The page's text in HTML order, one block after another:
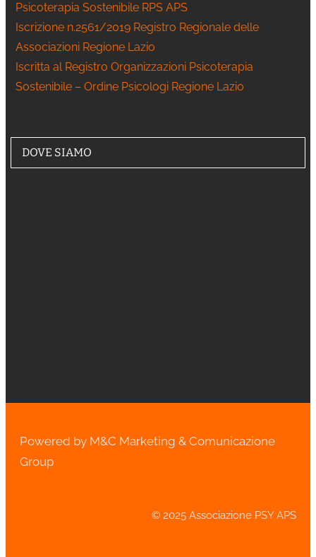
Psicoterapia Sostenibile RPS APS
Iscrizione n.2561/2019 Registro Regionale delle
Associazioni Regione Lazio
Iscritta al Registro Organizzazioni Psicoterapia
Sostenibile – Ordine Psicologi Regione Lazio
DOVE SIAMO
Powered by M&C Marketing & Comunicazione
Group
© 2025 Associazione PSY APS